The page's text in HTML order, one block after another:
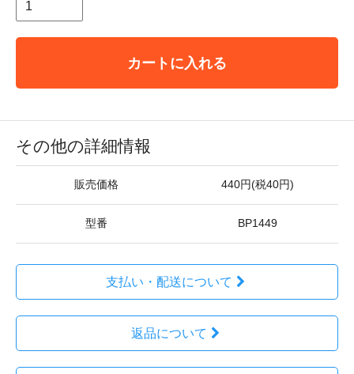
カートに入れる
その他の詳細情報
販売価格 440円(税40円)
型番 BP1449
支払い・配送について
返品について